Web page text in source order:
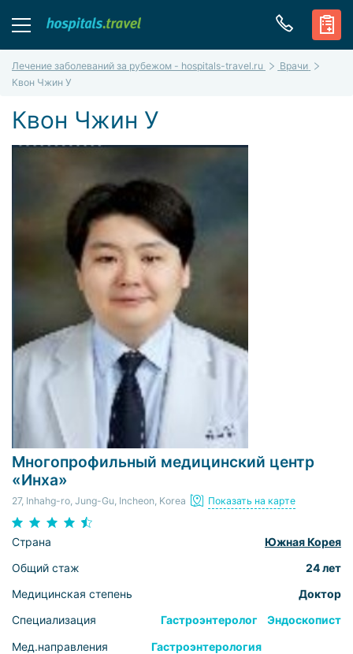
Лечение заболеваний за рубежом - hospitals-travel.ru
Врачи
Квон Чжин У
Квон Чжин У
Многопрофильный медицинский центр
«Инха»
27, Inhahg-ro, Jung-Gu, Incheon, Korea Показать на карте
Страна
Южная Корея
Общий стаж
24 лет
Медицинская степень
Доктор
Специализация
Гастроэнтеролог
Эндоскопист
Мед.направления
Гастроэнтерология